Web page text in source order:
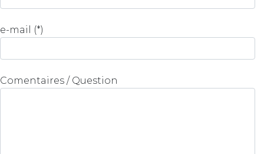
e-mail (*)
Comentaires / Question